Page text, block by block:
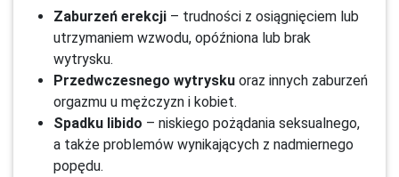
Zaburzeń erekcji – trudności z osiągnięciem lub
utrzymaniem wzwodu, opóźniona lub brak
wytrysku.
Przedwczesnego wytrysku oraz innych zaburzeń
orgazmu u mężczyzn i kobiet.
Spadku libido – niskiego pożądania seksualnego,
a także problemów wynikających z nadmiernego
popędu.